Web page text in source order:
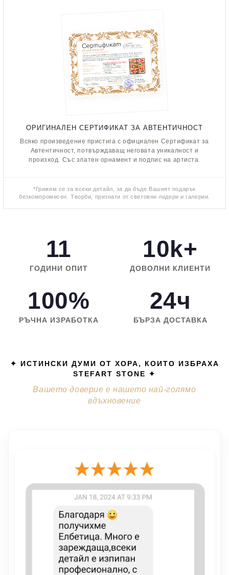
ОРИГИНАЛЕН СЕРТИФИКАТ ЗА АВТЕНТИЧНОСТ
Всяко произведение пристига с официален Сертификат за
Автентичност, потвърждаващ неговата уникалност и
произход. Със златен орнамент и подпис на артиста.
*Грижим се за всеки детайл, за да бъде Вашият подарък
безкомпромисен. Творби, признати от световни лидери и галерии.
11
ГОДИНИ ОПИТ
10k+
ДОВОЛНИ КЛИЕНТИ
100%
РЪЧНА ИЗРАБОТКА
24ч
БЪРЗА ДОСТАВКА
✦ ИСТИНСКИ ДУМИ ОТ ХОРА, КОИТО ИЗБРАХА
STEFART STONE ✦
Вашето доверие е нашето най-голямо
вдъхновение